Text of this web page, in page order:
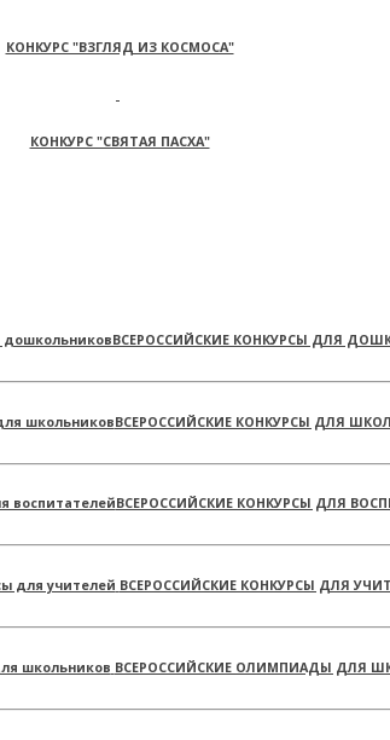
КОНКУРС "ВЗГЛЯД ИЗ КОСМОСА"
КОНКУРС "СВЯТАЯ ПАСХА"
ВСЕРОССИЙСКИЕ КОНКУРСЫ ДЛЯ
ВСЕРОССИЙСКИЕ КОНКУРСЫ ДЛЯ
ВСЕРОССИЙСКИЕ КОНКУРСЫ ДЛЯ
ВСЕРОССИЙСКИЕ КОНКУРСЫ ДЛЯ
ВСЕРОССИЙСКИЕ ОЛИМПИАДЫ ДЛЯ